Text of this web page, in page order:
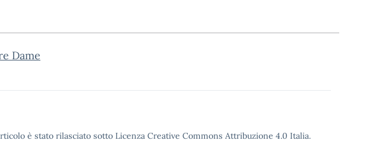
Dame
è stato rilasciato sotto Licenza Creative Commons Attribuzione 4.0 Italia.